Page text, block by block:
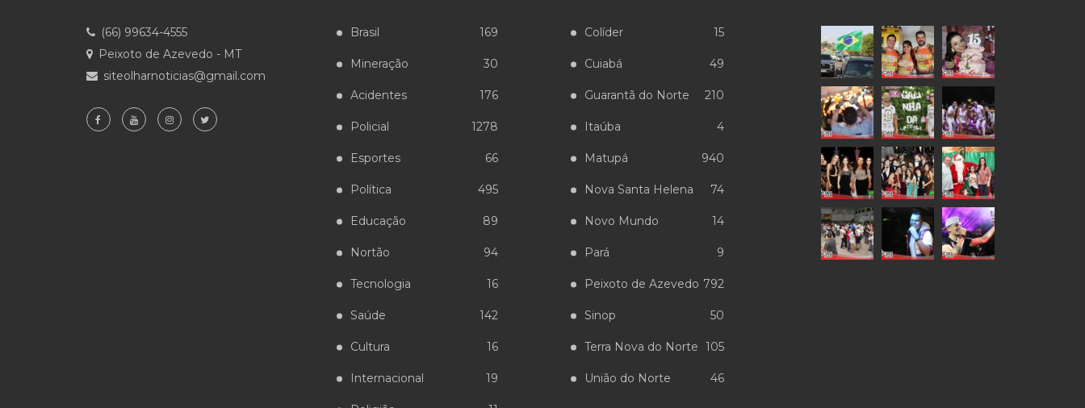
(66) 99634-4555
Peixoto de Azevedo - MT
siteolharnoticias@gmail.com
Brasil 169
Mineração 30
Acidentes 176
Policial 1278
Esportes 66
Política 495
Educação 89
Nortão 94
Tecnologia 16
Saúde 142
Cultura 16
Internacional 19
Colíder 15
Cuiabá 49
Guarantã do Norte 210
Itaúba 4
Matupá 940
Nova Santa Helena 74
Novo Mundo 14
Pará 9
Peixoto de Azevedo 792
Sinop 50
Terra Nova do Norte 105
União do Norte 46